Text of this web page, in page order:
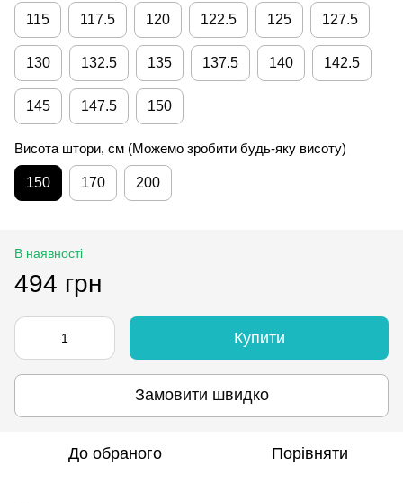
115 117.5 120 122.5 125 127.5
130 132.5 135 137.5 140 142.5
145 147.5 150
Висота штори, см (Можемо зробити будь-яку висоту)
150 170 200
В наявності
494 грн
Купити
Замовити швидко
До обраного Порівняти